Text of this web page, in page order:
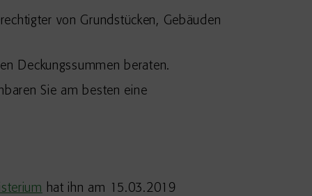
von Grundstücken, Gebäuden
Deckungssummen beraten.
Sie am besten eine
hat ihn am 15.03.2019